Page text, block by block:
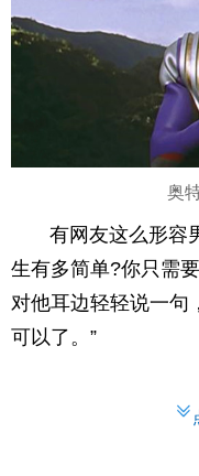
奥
有网友这么形容
生有多简单?你只需
对他耳边轻轻说一句
可以了。”